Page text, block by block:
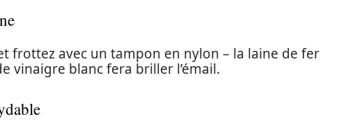
frottez avec un tampon en nylon – la laine de fer
vinaigre blanc fera briller l’émail.